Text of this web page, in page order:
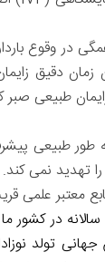
دقیق
طبیعی صبر
طور طبیعی
نمی